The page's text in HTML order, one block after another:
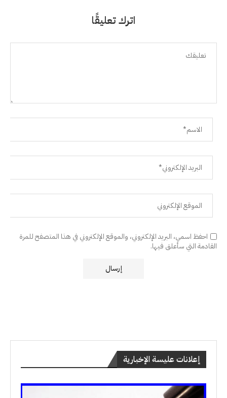
اترك تعليقًا
احفظ اسمي، البريد الإلكتروني، والموقع الإلكتروني في هذا المتصفح للمرة
القادمة التي سأعلق فيها.
إعلانات عليسة الإخبارية